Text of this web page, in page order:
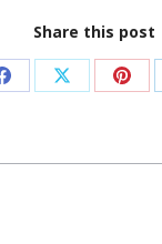
Share this post
Share
Facebook
Share
X